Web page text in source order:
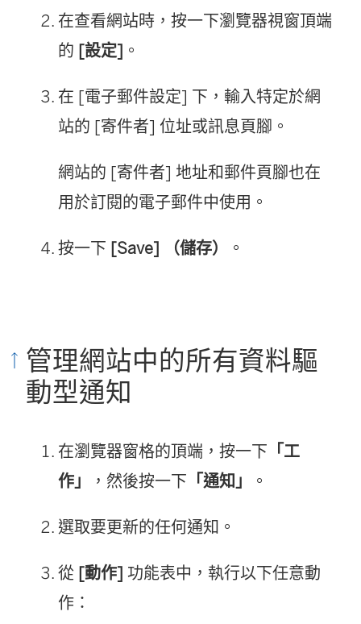
在查看網站時，按一下瀏覽器視窗頂端
的 [設定] 。
在 [電子郵件設定] 下，輸入特定於網
站的 [寄件者] 位址或訊息頁腳。
網站的 [寄件者] 地址和郵件頁腳也在
用於訂閱的電子郵件中使用。
按一下 [Save] （儲存） 。
管理網站中的所有資料驅
動型通知
在瀏覽器窗格的頂端，按一下 「工
作」
，然後按一下 「通知」 。
選取要更新的任何通知。
從 [動作] 功能表中，執行以下任意動
作：